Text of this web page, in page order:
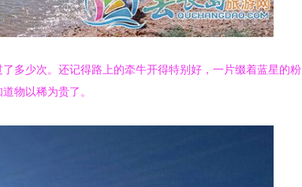
多少次。还记得路上的牵牛开得特别好，一片缀着蓝星的粉
物以稀为贵了。